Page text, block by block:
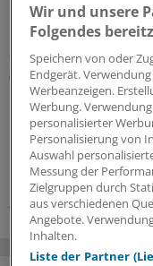
Damit hilft er der
auf der Suche nach
(ger/eb)
Schlagworte:
DGIM Gesellschaft
Wir und unsere
Folgendes
Speichern von oder
Endgerät.
Werbeanzeigen.
Werbung.
personalisierter
Personalisierung von
Auswahl
Messung der
Zielgruppen durch
aus verschiedenen
Angebote.
Inhalten.
Liste der Partner